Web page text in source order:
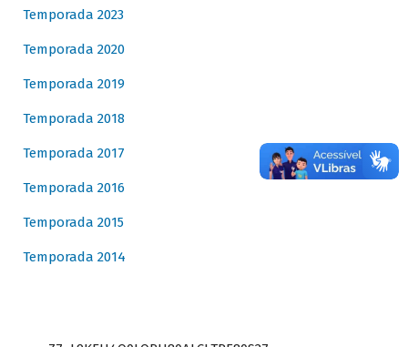
Temporada 2023
Temporada 2020
Temporada 2019
Temporada 2018
Temporada 2017
Temporada 2016
Temporada 2015
Temporada 2014